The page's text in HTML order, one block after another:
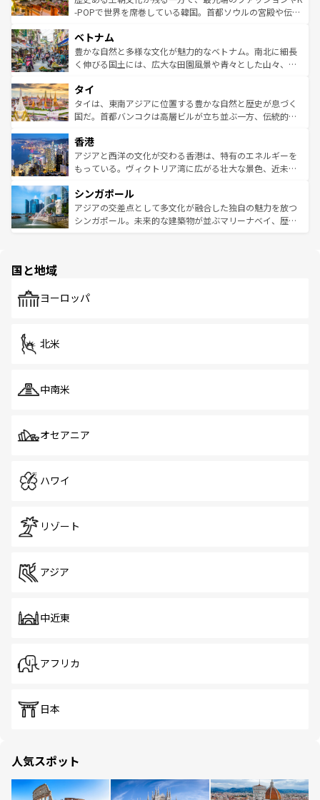
い。オーストラリアの多彩な魅力を存分に味わいつくそ
参照してほしい。
驚きをもたらしてくれる。また、奥深い台湾の食文化も魅
容にもいいと評判のスイーツなど、バラエティ豊かな料理
が味わえる。 なお、新着の台湾情報は コンテンツ一覧を参
照してほしい。
-POPで世界を席巻している韓国。首都ソウルの宮殿や伝統
き、地方に足を延ばせば四季折々の自然美を楽しむことが
できる。そして、キムチや焼肉、絶品のストリートフード
まで、さまざまな韓国料理が待っている。夜には、韓国な
リティに包まれながら、韓国の多彩な魅力を心ゆくまで味
わってみてほしい。 なお、新着の韓国情報はコンテンツ一
覧を参照してほしい。
ベトナム
豊かな自然と多様な文化が魅力的なベトナム。南北に細長
く伸びる国土には、広大な田園風景や青々とした山々、世
急速な発展と共に伝統が息づく。ハノイの古い町並みやホ
ーチミン市のフランス統治時代の建物も、独特の雰囲気を
醸し出している。また、バラエティの豊かさとおいしさで
とつ。フォーやバインミー、ベトナムコーヒーなどは、ぜ
ひ現地で味わいたい。どの地域を訪れてもあたたかい人々
が旅行者を迎えてくれるので、きっと忘れられない旅にな
参照してほしい。
タイ
タイは、東南アジアに位置する豊かな自然と歴史が息づく
国だ。首都バンコクは高層ビルが立ち並ぶ一方、伝統的な
の活気が交差している。北部ではチェンマイなどの山岳地
帯で自然と触れ合い、南部ではプーケットやクラビの美し
いビーチでリゾート気分を楽しむことができる。タイ料理
激する。気候は一年中温暖で、どの季節にも異なる楽しみ
が待っている。親しみやすいタイの人々、仏教を中心とし
た文化、そして多様な観光資源が、訪れる旅人を魅了し続
香港
アジアと西洋の文化が交わる香港は、特有のエネルギーを
もっている。ヴィクトリア湾に広がる壮大な景色、近未来
み、どこを訪れても感動するはず。観光スポットが密集し
ており、効率よく見どころを回れるのも魅力。息をのむよ
うな絶景から文化的な体験まで、香港を存分に楽しみ尽く
シンガポール
アジアの交差点として多文化が融合した独自の魅力を放つ
シンガポール。未来的な建築物が並ぶマリーナベイ、歴史
で、ホーカーズは地元の風情を楽しめる外せないスポット
国と地域
ヨーロッパ
北米
中南米
オセアニア
ハワイ
リゾート
アジア
中近東
アフリカ
日本
人気スポット